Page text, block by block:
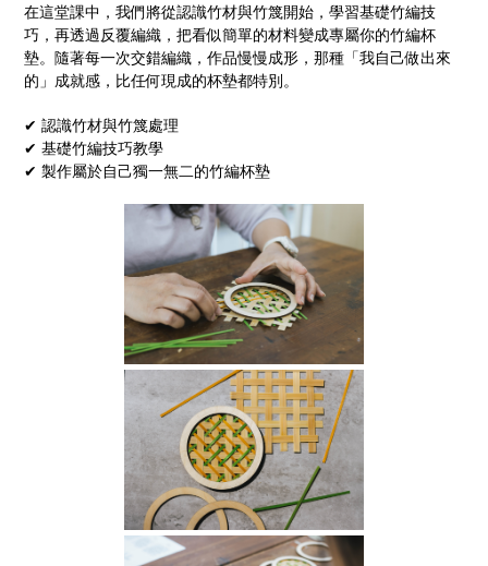
在這堂課中，我們將從認識竹材與竹篾開始，學習基礎竹編技
巧，再透過反覆編織，把看似簡單的材料變成專屬你的竹編杯
墊。隨著每一次交錯編織，作品慢慢成形，那種「我自己做出來
的」成就感，比任何現成的杯墊都特別。
✔ 認識竹材與竹篾處理
✔ 基礎竹編技巧教學
✔ 製作屬於自己獨一無二的竹編杯墊